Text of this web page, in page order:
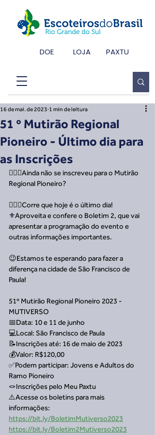
DOE LOJA PAXTU
51 º Mutirão Regional
Pioneiro - Último dia para
as Inscrições
16 de mai. de 2023 1 min de leitura
🙋🏽‍♀️Ainda não se inscreveu para o Mutirão
Regional Pioneiro?
🏃🏻‍♂️Corre que hoje é o último dia!
⚜️Aproveita e confere o Boletim 2, que vai
apresentar a programação do evento e
outras informações importantes.
😉Estamos te esperando para fazer a
diferença na cidade de São Francisco de
Paula!
51º Mutirão Regional Pioneiro 2023 -
MUTIVERSO
📅Data: 10 e 11 de junho
💻Local: São Francisco de Paula
📝Inscrições até: 16 de maio de 2023
💰Valor: R$120,00
✅Podem participar: Jovens e Adultos do
Ramo Pioneiro
🪢Inscrições pelo Meu Paxtu
⚠️Acesse os boletins para mais
informações:
https://bit.ly/BoletimMutiverso2023
https://bit.ly/Boletim2Mutiverso2023